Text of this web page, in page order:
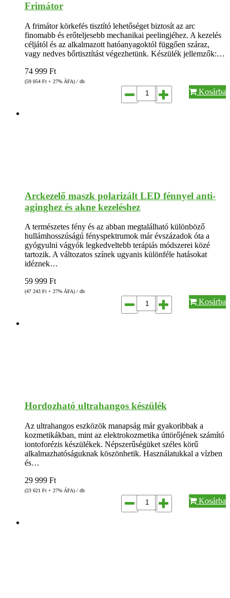
Frimátor
A frimátor körkefés tisztító lehetőséget biztosít az arc
finomabb és erőteljesebb mechanikai peelingjéhez. A kezelés
céljától és az alkalmazott hatóanyagoktól függően száraz,
vagy nedves bőrtisztítást végezhetünk. Készülék jellemzők:…
74 999 Ft
(59 054 Ft + 27% ÁFA) / db
Kosárba
Arckezelő maszk polarizált LED fénnyel anti-
aginghez és akne kezeléshez
A természetes fény és az abban megtalálható különböző
hullámhosszúságú fényspektrumok már évszázadok óta a
gyógyulni vágyók legkedveltebb terápiás módszerei közé
tartozik. A változatos színek ugyanis különféle hatásokat
idéznek…
59 999 Ft
(47 243 Ft + 27% ÁFA) / db
Kosárba
Hordozható ultrahangos készülék
Az ultrahangos eszközök manapság már gyakoribbak a
kozmetikákban, mint az elektrokozmetika úttörőjének számító
iontoforézis készülékek. Népszerűségüket széles körű
alkalmazhatóságuknak köszönhetik. Használatukkal a vízben
és…
29 999 Ft
(23 621 Ft + 27% ÁFA) / db
Kosárba